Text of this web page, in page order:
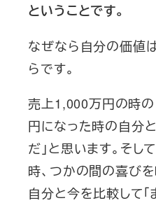
ということです。
なぜなら自分の価値
らです。
売上1,000万円の時
円になった時の自分
だ」と思います。そ
時、つかの間の喜び
自分と今を比較して「